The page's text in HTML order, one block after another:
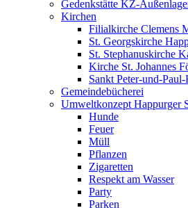
Gedenkstätte KZ-
Kirchen
Filialkirche Clemens
St. Georgskirche
St. Stephanuskirche
Kirche St. Johannes
Sankt Peter-und-
Gemeindebücherei
Umweltkonzept Happurger
Hunde
Feuer
Müll
Pflanzen
Zigaretten
Respekt am Wasser
Party
Parken